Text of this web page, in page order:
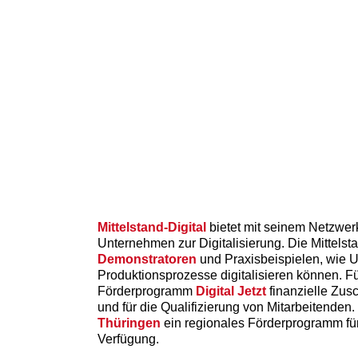
Mittelstand-Digital bietet mit seinem
Unternehmen zur Digitalisierung. Die
Demonstratoren und Praxisbeispielen, wie
Produktionsprozesse digitalisieren können.
Förderprogramm Digital Jetzt finanzielle
und für die Qualifizierung von
Thüringen ein regionales Förderprogramm
Verfügung.